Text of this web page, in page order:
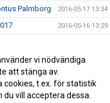
Palmborg 2016-05-17 13:34
2016-05-16 13:29
2016-05-05 00:38
2016 2016-04-01 22:02
vi nödvändiga
att stänga av.
cookies, t.ex. för statistik
vill acceptera dessa.